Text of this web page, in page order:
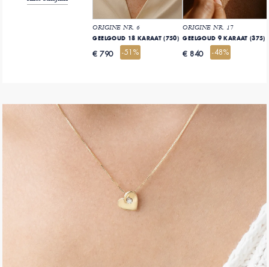
ORIGINE NR. 6
GEELGOUD 18 KARAAT (750)
€ 790 -51%
ORIGINE NR. 17
GEELGOUD 9 KARAAT (375)
€ 840 -48%